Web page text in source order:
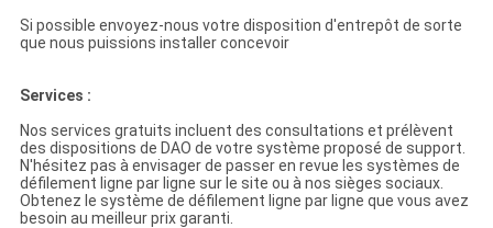
Si possible envoyez-nous votre disposition d'entrepôt de sorte
que nous puissions installer concevoir
Services :
Nos services gratuits incluent des consultations et prélèvent
des dispositions de DAO de votre système proposé de support.
N'hésitez pas à envisager de passer en revue les systèmes de
défilement ligne par ligne sur le site ou à nos sièges sociaux.
Obtenez le système de défilement ligne par ligne que vous avez
besoin au meilleur prix garanti.